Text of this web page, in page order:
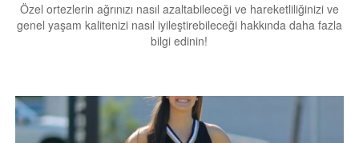
Özel ortezlerin ağrınızı nasıl azaltabileceği ve hareketliliğinizi ve
genel yaşam kalitenizi nasıl iyileştirebileceği hakkında daha fazla
bilgi edinin!